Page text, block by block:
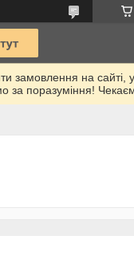
замовлення на сайті,
поразуміння!